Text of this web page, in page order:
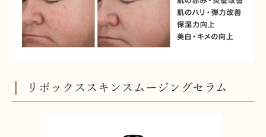
リボックススキンスムージングセラム